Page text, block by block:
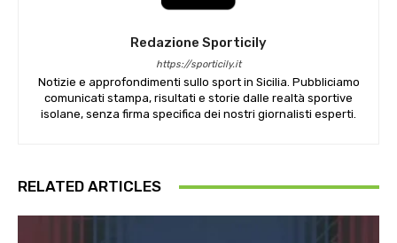
Redazione Sporticily
https://sporticily.it
Notizie e approfondimenti sullo sport in Sicilia. Pubbliciamo
comunicati stampa, risultati e storie dalle realtà sportive
isolane, senza firma specifica dei nostri giornalisti esperti.
RELATED ARTICLES